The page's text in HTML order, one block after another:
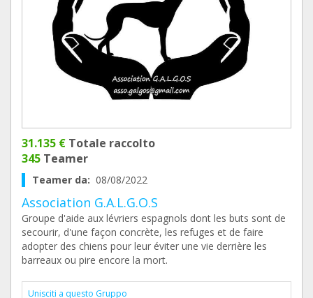
31.135 € Totale raccolto
345 Teamer
Teamer da: 08/08/2022
Association G.A.L.G.O.S
Groupe d'aide aux lévriers espagnols dont les buts sont de
secourir, d'une façon concrète, les refuges et de faire
adopter des chiens pour leur éviter une vie derrière les
barreaux ou pire encore la mort.
Unisciti a questo Gruppo